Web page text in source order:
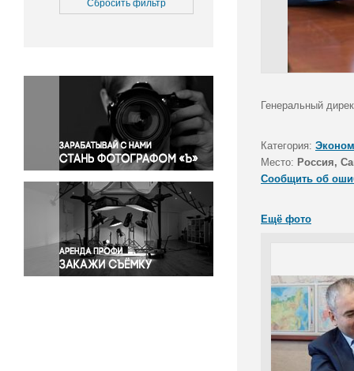
Медицина
Окружающая среда
Политика
Правосудие
Происшествия и конфликты
Религия
Светская жизнь
Спорт
Экология
Экономика и бизнес
Сбросить фильтр
Генеральный
Категория:
Место: Россия,
Сообщить об
Ещё фото